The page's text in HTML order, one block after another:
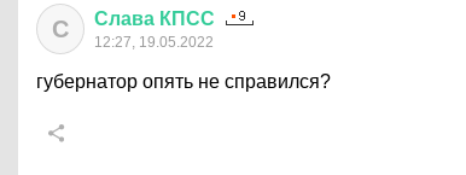
С Слава КПСС
12:27, 19.05.2022
губернатор опять не справился?